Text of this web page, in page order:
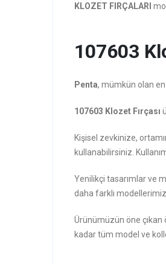
KLOZET FIRÇALARI
107603
Penta, mümkün olan
107603 Klozet Fırçası
Kişisel zevkinize,
kullanabilirsiniz.
Yenilikçi tasarımlar ve
daha farklı
Ürünümüzün öne çıkan
kadar tüm model ve